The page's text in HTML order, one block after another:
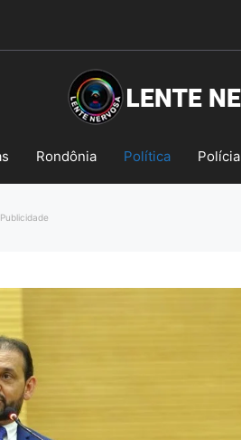
Rondônia Política Polícia
Publicidade